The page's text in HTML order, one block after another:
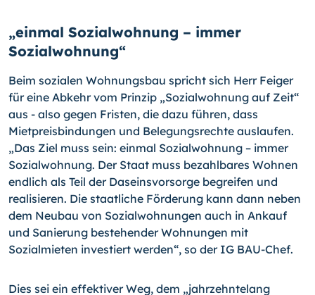
„einmal Sozialwohnung – immer
Sozialwohnung“
Beim sozialen Wohnungsbau spricht sich Herr Feiger
für eine Abkehr vom Prinzip „Sozialwohnung auf Zeit“
aus - also gegen Fristen, die dazu führen, dass
Mietpreisbindungen und Belegungsrechte auslaufen.
„Das Ziel muss sein: einmal Sozialwohnung – immer
Sozialwohnung. Der Staat muss bezahlbares Wohnen
endlich als Teil der Daseinsvorsorge begreifen und
realisieren. Die staatliche Förderung kann dann neben
dem Neubau von Sozialwohnungen auch in Ankauf
und Sanierung bestehender Wohnungen mit
Sozialmieten investiert werden“, so der IG BAU-Chef.
Dies sei ein effektiver Weg, dem „jahrzehntelang